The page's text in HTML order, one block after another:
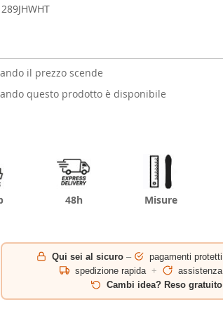
il prezzo scende
questo prodotto è disponibile
48h Misure
Qui sei al sicuro –
pagamenti protetti
spedizione rapida +
assistenza
Cambi idea? Reso gratuito